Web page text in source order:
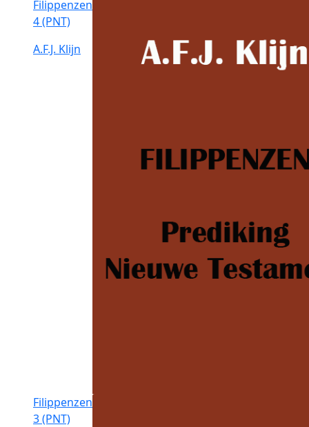
Filippenzen
4 (PNT)
A.F.J. Klijn
Filippenzen
3 (PNT)